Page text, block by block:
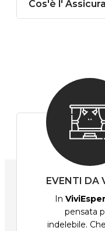
Cos'è l'
EVENTI DA
In
pensata
indelebile.